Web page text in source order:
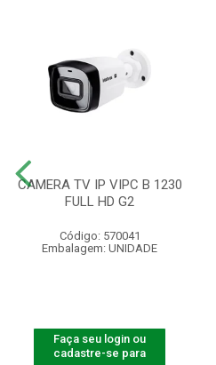
CAMERA TV IP VIPC B 1230
FULL HD G2
Código: 570041
Embalagem: UNIDADE
Faça seu login ou
cadastre-se para